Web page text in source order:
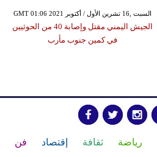
GMT 01:06 2021 السبت ,16 تشرين الأول / أكتوبر
الجيش اليمني مقتل وإصابة 40 من الحوثيين
في كمين جنوب مأرب
رياضة ثقافة إقتصاد فن